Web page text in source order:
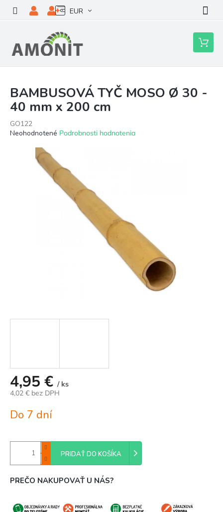
obsah
EUR
Nákupný
košík
BAMBUSOVÁ TYČ MOSO Ø 30 -
40 mm x 200 cm
GO122
Priemerné
Neohodnotené Podrobnosti hodnotenia
4,95 € / ks
4,02 € bez DPH
cena:
Do 7 dní
PRIDAŤ DO KOŠÍKA
PREČO NAKUPOVAŤ U NÁS?